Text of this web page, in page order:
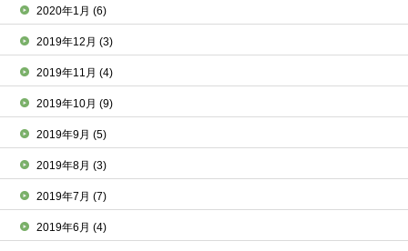
2020年1月(6)
2019年12月(3)
2019年11月(4)
2019年10月(9)
2019年9月(5)
2019年8月(3)
2019年7月(7)
2019年6月(4)